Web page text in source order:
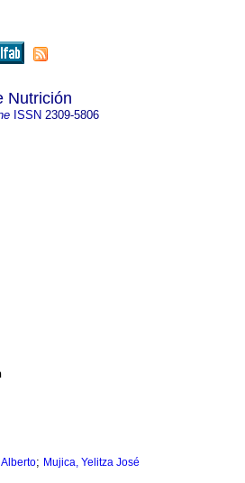
Nutrición
ISSN 2309-5806
; Mujica, Yelitza José